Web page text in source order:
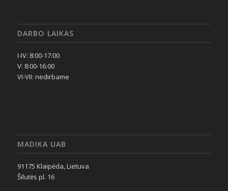
DARBO LAIKAS
I-IV: 8:00-17:00
V: 8:00-16:00
VI-VII: nedirbame
MADIKA UAB
91175 Klaipėda, Lietuva
Šilutės pl. 16